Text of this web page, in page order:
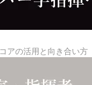
アの活用と向き合い方